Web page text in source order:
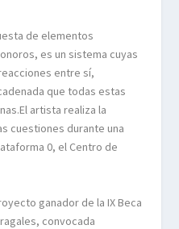
de elementos
es un sistema cuyas
entre sí,
que todas estas
artista realiza la
cuestiones durante una
0, el Centro de
ganador de la IX Beca
convocada